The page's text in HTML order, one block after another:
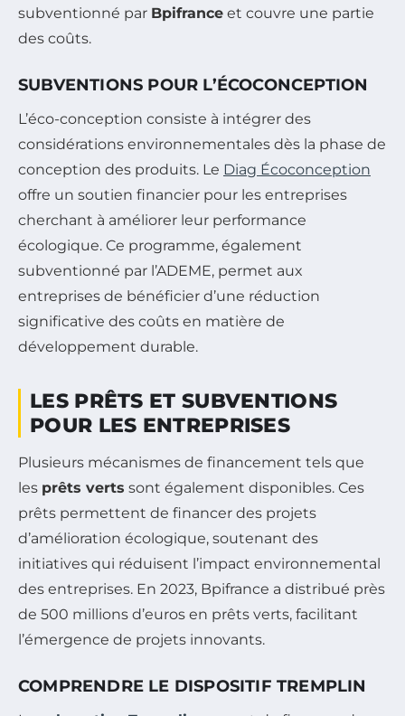
subventionné par Bpifrance et couvre une partie
des coûts.
SUBVENTIONS POUR L’ÉCOCONCEPTION
L’éco-conception consiste à intégrer des
considérations environnementales dès la phase de
conception des produits. Le Diag Écoconception
offre un soutien financier pour les entreprises
cherchant à améliorer leur performance
écologique. Ce programme, également
subventionné par l’ADEME, permet aux
entreprises de bénéficier d’une réduction
significative des coûts en matière de
développement durable.
LES PRÊTS ET SUBVENTIONS
POUR LES ENTREPRISES
Plusieurs mécanismes de financement tels que
les prêts verts sont également disponibles. Ces
prêts permettent de financer des projets
d’amélioration écologique, soutenant des
initiatives qui réduisent l’impact environnemental
des entreprises. En 2023, Bpifrance a distribué près
de 500 millions d’euros en prêts verts, facilitant
l’émergence de projets innovants.
COMPRENDRE LE DISPOSITIF TREMPLIN